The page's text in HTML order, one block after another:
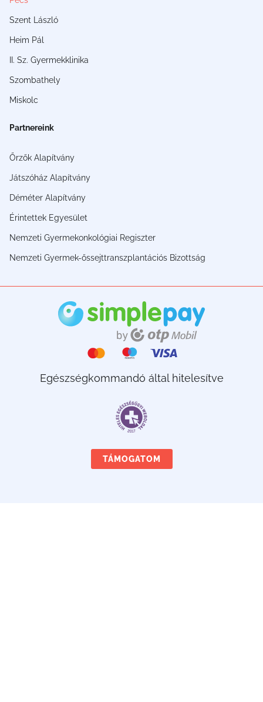
Szent László
Heim Pál
II. Sz. Gyermekklinika
Szombathely
Miskolc
Partnereink
Őrzők Alapítvány
Játszóház Alapítvány
Déméter Alapítvány
Érintettek Egyesület
Nemzeti Gyermekonkológiai Regiszter
Nemzeti Gyermek-őssejttranszplantációs Bizottság
Egészségkommandó által hitelesítve
TÁMOGATOM